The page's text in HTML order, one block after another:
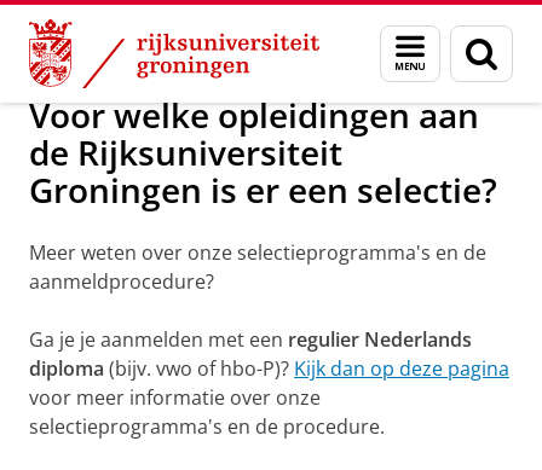
Skip
Content
Skip
Navigation
Menu
en
zoeken
Selectie en plaatsing numerus
Voor welke opleidingen aan
de Rijksuniversiteit
Groningen is er een selectie?
Meer weten over onze selectieprogramma's en de
aanmeldprocedure?
Ga je je aanmelden met een regulier Nederlands
diploma (bijv. vwo of hbo-P)? Kijk dan op deze pagina
voor meer informatie over onze
selectieprogramma's en de procedure.